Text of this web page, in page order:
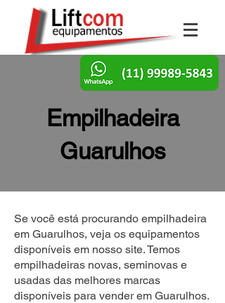
Empilhadeira
Guarulhos
Se você está procurando empilhadeira
em Guarulhos, veja os equipamentos
disponíveis em nosso site. Temos
empilhadeiras novas, seminovas e
usadas das melhores marcas
disponíveis para vender em Guarulhos.